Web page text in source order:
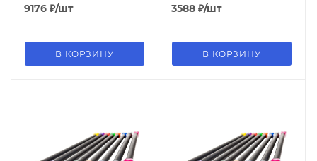
9176 ₽/шт
В КОРЗИНУ
3588 ₽/шт
В КОРЗИНУ